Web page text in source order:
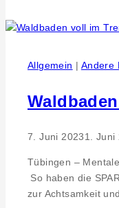
Allgemein | Andere
7. Juni 20231. Juni
Tübingen –
So haben die
zur Achtsamkeit